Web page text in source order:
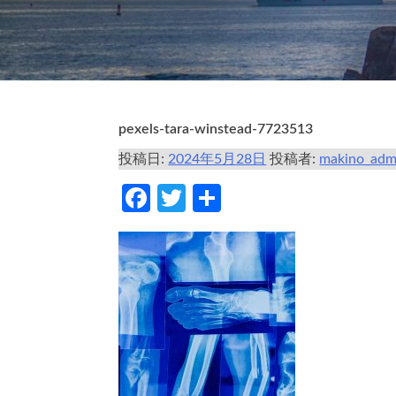
pexels-tara-winstead-7723513
投稿日:2024年5月28日 投稿者:
Facebook
Twitter
有